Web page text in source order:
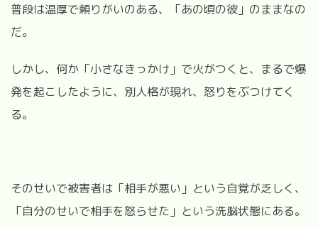
普段は温厚で頼りがいのある、「あの頃の彼」のままなの
だ。
しかし、何か「小さなきっかけ」で火がつくと、まるで爆
発を起こしたように、別人格が現れ、怒りをぶつけてく
る。
そのせいで被害者は「相手が悪い」という自覚が乏しく、
「自分のせいで相手を怒らせた」という洗脳状態にある。